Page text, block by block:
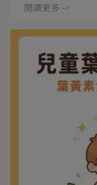
閱讀更多 ->